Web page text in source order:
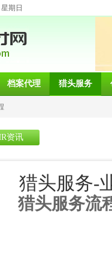
期日
档案代理 猎头服务
资讯
猎头服务-
猎头服务流